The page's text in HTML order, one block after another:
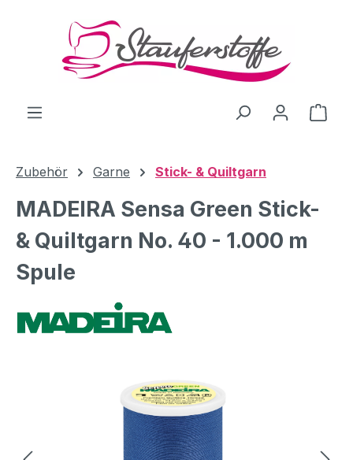
Zum Hauptinhalt springen
Zubehör Garne Stick- & Quiltgarn
MADEIRA Sensa Green Stick-
& Quiltgarn No. 40 - 1.000 m
Spule
Bildergalerie überspringen